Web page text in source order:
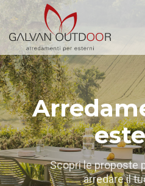
Scopri le proposte
arredare il